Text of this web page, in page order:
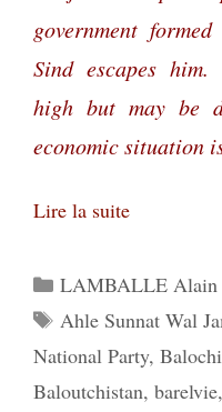
government
Sind escapes
high but may be
economic situation
Lire la suite
Catégories
LAMBALLE Alain
Étiquettes
Ahle Sunnat Wal
National Party,
Baloutchistan, barelvie,